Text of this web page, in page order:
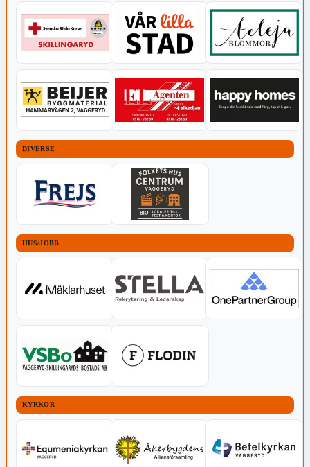
DIVERSE
HUS/JOBB
KYRKOR